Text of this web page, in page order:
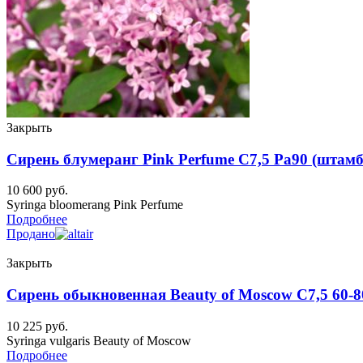
Закрыть
Сирень блумеранг Pink Perfume C7,5 Pa90
10 600 руб.
Syringa bloomerang Pink Perfume
Подробнее
Продано
Закрыть
Сирень обыкновенная Beauty of Moscow C7,5 60-
10 225 руб.
Syringa vulgaris Beauty of Moscow
Подробнее